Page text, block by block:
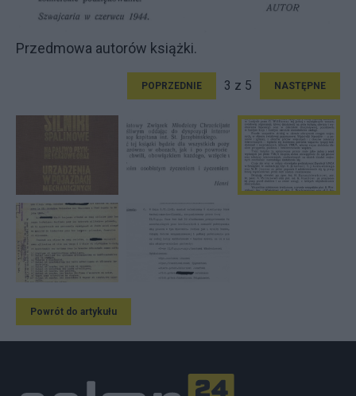
Przedmowa autorów książki.
POPRZEDNIE 3 z 5 NASTĘPNE
Powrót do artykułu